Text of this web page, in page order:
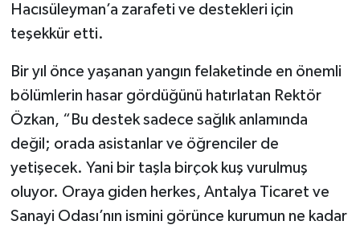
Hacısüleyman’a zarafeti ve destekleri için
teşekkür etti.
Bir yıl önce yaşanan yangın felaketinde en önemli
bölümlerin hasar gördüğünü hatırlatan Rektör
Özkan, “Bu destek sadece sağlık anlamında
değil; orada asistanlar ve öğrenciler de
yetişecek. Yani bir taşla birçok kuş vurulmuş
oluyor. Oraya giden herkes, Antalya Ticaret ve
Sanayi Odası’nın ismini görünce kurumun ne kadar